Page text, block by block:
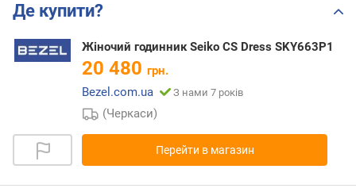
Де купити?
Жіночий годинник Seiko CS Dress SKY663P1
20 480 грн.
Bezel.com.ua
З нами 7 років
(Черкаси)
Перейти в магазин